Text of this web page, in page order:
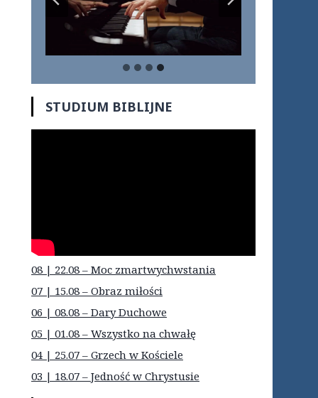
STUDIUM BIBLIJNE
08 | 22.08 – Moc zmartwychwstania
07 | 15.08 – Obraz miłości
06 | 08.08 – Dary Duchowe
05 | 01.08 – Wszystko na chwałę
04 | 25.07 – Grzech w Kościele
03 | 18.07 – Jedność w Chrystusie